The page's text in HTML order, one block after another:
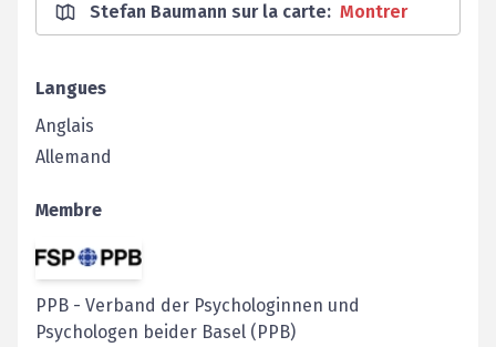
Stefan Baumann sur la carte: Montrer
Langues
Anglais
Allemand
Membre
PPB - Verband der Psychologinnen und
Psychologen beider Basel (PPB)